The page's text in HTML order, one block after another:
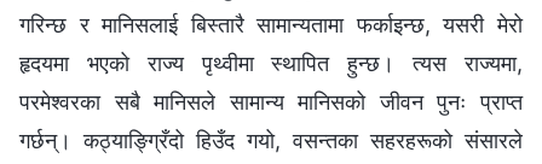
गरिन्छ र मानिसलाई बिस्तारै सामान्यतामा फर्काइन्छ, यसरी मेरो
हृदयमा भएको राज्य पृथ्वीमा स्थापित हुन्छ। त्यस राज्यमा,
परमेश्‍वरका सबै मानिसले सामान्य मानिसको जीवन पुनः प्राप्त
गर्छन्। कठ्याङ्ग्रिँदो हिउँद गयो, वसन्तका सहरहरूको संसारले